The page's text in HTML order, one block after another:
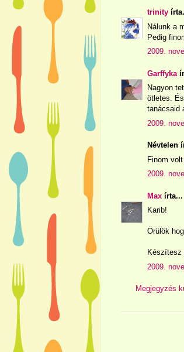
trinity
Nálunk a
Pedig
2009.
Garffyka
Nagyon
ötletes.
tanácsaid
2009.
Névtelen
Finom
2009.
Max írta...
Karib!
Örülök
Készítesz
2009.
Megjegyzés